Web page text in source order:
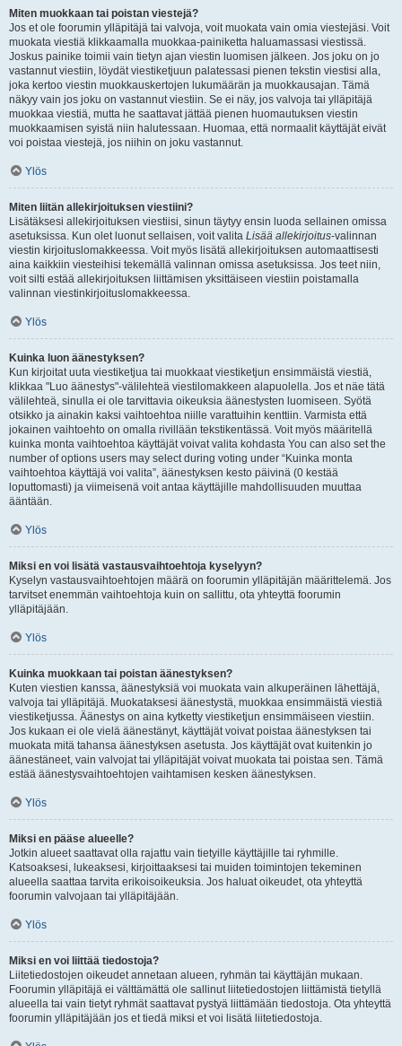
Miten muokkaan tai poistan viestejä?
Jos et ole foorumin ylläpitäjä tai valvoja, voit muokata vain omia viestejäsi. Voit
muokata viestiä klikkaamalla muokkaa-painiketta haluamassasi viestissä.
Joskus painike toimii vain tietyn ajan viestin luomisen jälkeen. Jos joku on jo
vastannut viestiin, löydät viestiketjuun palatessasi pienen tekstin viestisi alla,
joka kertoo viestin muokkauskertojen lukumäärän ja muokkausajan. Tämä
näkyy vain jos joku on vastannut viestiin. Se ei näy, jos valvoja tai ylläpitäjä
muokkaa viestiä, mutta he saattavat jättää pienen huomautuksen viestin
muokkaamisen syistä niin halutessaan. Huomaa, että normaalit käyttäjät eivät
voi poistaa viestejä, jos niihin on joku vastannut.
Ylös
Miten liitän allekirjoituksen viestiini?
Lisätäksesi allekirjoituksen viestiisi, sinun täytyy ensin luoda sellainen omissa
asetuksissa. Kun olet luonut sellaisen, voit valita Lisää allekirjoitus-valinnan
viestin kirjoituslomakkeessa. Voit myös lisätä allekirjoituksen automaattisesti
aina kaikkiin viesteihisi tekemällä valinnan omissa asetuksissa. Jos teet niin,
voit silti estää allekirjoituksen liittämisen yksittäiseen viestiin poistamalla
valinnan viestinkirjoituslomakkeessa.
Ylös
Kuinka luon äänestyksen?
Kun kirjoitat uuta viestiketjua tai muokkaat viestiketjun ensimmäistä viestiä,
klikkaa "Luo äänestys"-välilehteä viestilomakkeen alapuolella. Jos et näe tätä
välilehteä, sinulla ei ole tarvittavia oikeuksia äänestysten luomiseen. Syötä
otsikko ja ainakin kaksi vaihtoehtoa niille varattuihin kenttiin. Varmista että
jokainen vaihtoehto on omalla rivillään tekstikentässä. Voit myös määritellä
kuinka monta vaihtoehtoa käyttäjät voivat valita kohdasta You can also set the
number of options users may select during voting under “Kuinka monta
vaihtoehtoa käyttäjä voi valita”, äänestyksen kesto päivinä (0 kestää
loputtomasti) ja viimeisenä voit antaa käyttäjille mahdollisuuden muuttaa
ääntään.
Ylös
Miksi en voi lisätä vastausvaihtoehtoja kyselyyn?
Kyselyn vastausvaihtoehtojen määrä on foorumin ylläpitäjän määrittelemä. Jos
tarvitset enemmän vaihtoehtoja kuin on sallittu, ota yhteyttä foorumin
ylläpitäjään.
Ylös
Kuinka muokkaan tai poistan äänestyksen?
Kuten viestien kanssa, äänestyksiä voi muokata vain alkuperäinen lähettäjä,
valvoja tai ylläpitäjä. Muokataksesi äänestystä, muokkaa ensimmäistä viestiä
viestiketjussa. Äänestys on aina kytketty viestiketjun ensimmäiseen viestiin.
Jos kukaan ei ole vielä äänestänyt, käyttäjät voivat poistaa äänestyksen tai
muokata mitä tahansa äänestyksen asetusta. Jos käyttäjät ovat kuitenkin jo
äänestäneet, vain valvojat tai ylläpitäjät voivat muokata tai poistaa sen. Tämä
estää äänestysvaihtoehtojen vaihtamisen kesken äänestyksen.
Ylös
Miksi en pääse alueelle?
Jotkin alueet saattavat olla rajattu vain tietyille käyttäjille tai ryhmille.
Katsoaksesi, lukeaksesi, kirjoittaaksesi tai muiden toimintojen tekeminen
alueella saattaa tarvita erikoisoikeuksia. Jos haluat oikeudet, ota yhteyttä
foorumin valvojaan tai ylläpitäjään.
Ylös
Miksi en voi liittää tiedostoja?
Liitetiedostojen oikeudet annetaan alueen, ryhmän tai käyttäjän mukaan.
Foorumin ylläpitäjä ei välttämättä ole sallinut liitetiedostojen liittämistä tietyllä
alueella tai vain tietyt ryhmät saattavat pystyä liittämään tiedostoja. Ota yhteyttä
foorumin ylläpitäjään jos et tiedä miksi et voi lisätä liitetiedostoja.